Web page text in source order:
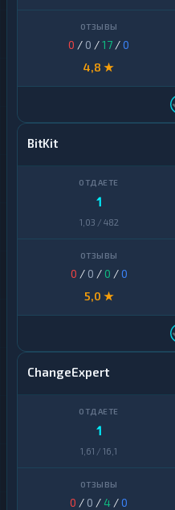
0 / 0 /17 /0
4,8 ★
BitKit
1
1,03 / 482
0 / 0 /0 /0
5,0 ★
ChangeExpert
1
1,61 / 16,1
0 / 0 / 4 /0